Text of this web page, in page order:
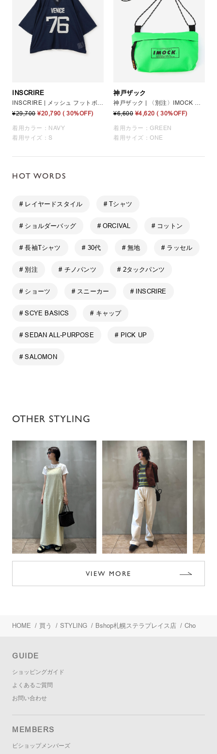
INSCRIRE
INSCRIRE | メッシュ フットボールTシャツ WOMEN
¥29,700 ¥20,790 ( 30%OFF)
着用カラー：NAVY
着用サイズ：S
神戸ザック
神戸ザック | 〈別注〉IMOCK サコッシュ GREEN UNISEX
¥6,600 ¥4,620 ( 30%OFF)
着用カラー：GREEN
着用サイズ：ONE
HOT WORDS
# レイヤードスタイル # Tシャツ
# ショルダーバッグ # ORCIVAL # コットン
# 長袖Tシャツ # 30代 # 無地 # ラッセル
# 別注 # チノパンツ # 2タックパンツ
# ショーツ # スニーカー # INSCRIRE
# SCYE BASICS # キャップ
# SEDAN ALL-PURPOSE # PICK UP
# SALOMON
OTHER STYLING
VIEW MORE
HOME / 買う / STYLING / Bshop札幌ステラプレイス店 / Cho
GUIDE
ショッピングガイド
よくあるご質問
お問い合わせ
MEMBERS
ビショップメンバーズ